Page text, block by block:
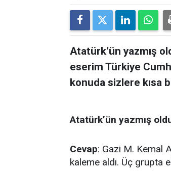
Atatürk’ün yazmış
eserim Türkiye
konuda sizlere kısa
Atatürk’ün yazmış
Cevap: Gazi M. Kemal
kaleme aldı. Üç grupta